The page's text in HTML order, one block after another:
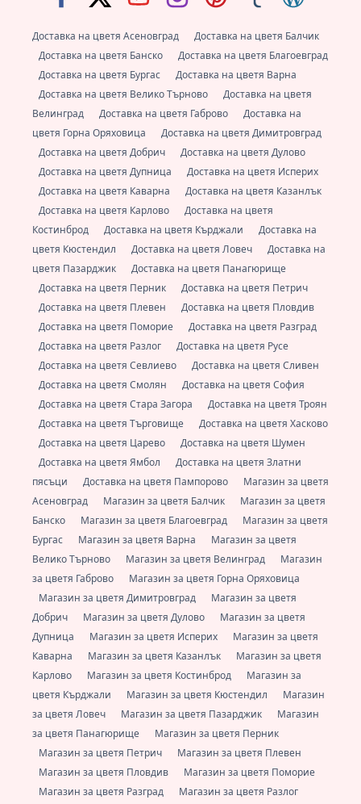
Доставка на цветя Асеновград
Доставка на цветя Балчик
Доставка на цветя Банско
Доставка на цветя Благоевград
Доставка на цветя Бургас
Доставка на цветя Варна
Доставка на цветя Велико Търново
Доставка на цветя
Велинград
Доставка на цветя Габрово
Доставка на
цветя Горна Оряховица
Доставка на цветя Димитровград
Доставка на цветя Добрич
Доставка на цветя Дулово
Доставка на цветя Дупница
Доставка на цветя Исперих
Доставка на цветя Каварна
Доставка на цветя Казанлък
Доставка на цветя Карлово
Доставка на цветя
Костинброд
Доставка на цветя Кърджали
Доставка на
цветя Кюстендил
Доставка на цветя Ловеч
Доставка на
цветя Пазарджик
Доставка на цветя Панагюрище
Доставка на цветя Перник
Доставка на цветя Петрич
Доставка на цветя Плевен
Доставка на цветя Пловдив
Доставка на цветя Поморие
Доставка на цветя Разград
Доставка на цветя Разлог
Доставка на цветя Русе
Доставка на цветя Севлиево
Доставка на цветя Сливен
Доставка на цветя Смолян
Доставка на цветя София
Доставка на цветя Стара Загора
Доставка на цветя Троян
Доставка на цветя Търговище
Доставка на цветя Хасково
Доставка на цветя Царево
Доставка на цветя Шумен
Доставка на цветя Ямбол
Доставка на цветя Златни
пясъци
Доставка на цветя Пампорово
Магазин за цветя
Асеновград
Магазин за цветя Балчик
Магазин за цветя
Банско
Магазин за цветя Благоевград
Магазин за цветя
Бургас
Магазин за цветя Варна
Магазин за цветя
Велико Търново
Магазин за цветя Велинград
Магазин
за цветя Габрово
Магазин за цветя Горна Оряховица
Магазин за цветя Димитровград
Магазин за цветя
Добрич
Магазин за цветя Дулово
Магазин за цветя
Дупница
Магазин за цветя Исперих
Магазин за цветя
Каварна
Магазин за цветя Казанлък
Магазин за цветя
Карлово
Магазин за цветя Костинброд
Магазин за
цветя Кърджали
Магазин за цветя Кюстендил
Магазин
за цветя Ловеч
Магазин за цветя Пазарджик
Магазин
за цветя Панагюрище
Магазин за цветя Перник
Магазин за цветя Петрич
Магазин за цветя Плевен
Магазин за цветя Пловдив
Магазин за цветя Поморие
Магазин за цветя Разград
Магазин за цветя Разлог